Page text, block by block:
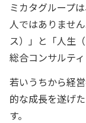
ミカタグループ
人ではありませ
ス）」と「人生
総合コンサルティ
若いうちから経
的な成長を遂げ
す。